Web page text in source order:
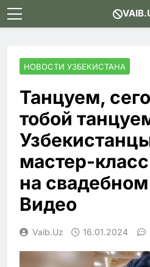
Skip
to
НОВОСТИ УЗБЕКИСТАНА
Танцуем,
тобой
мастер-
на
Видео
Vaib.uz 16.01.2024